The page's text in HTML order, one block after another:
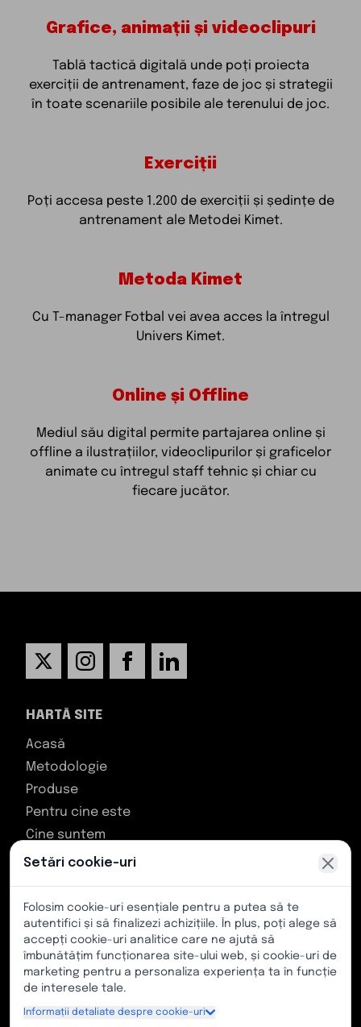
Grafice, animații și videoclipuri
Tablă tactică digitală unde poți proiecta
exerciții de antrenament, faze de joc și strategii
în toate scenariile posibile ale terenului de joc.
Exerciții
Poți accesa peste 1.200 de exerciții și ședințe de
antrenament ale Metodei Kimet.
Metoda Kimet
Cu T-manager Fotbal vei avea acces la întregul
Univers Kimet.
Online și Offline
Mediul său digital permite partajarea online și
offline a ilustrațiilor, videoclipurilor și graficelor
animate cu întregul staff tehnic și chiar cu
fiecare jucător.
HARTĂ SITE
Acasă
Metodologie
Produse
Pentru cine este
Cine suntem
Contact
ASISTENȚĂ CLIENȚI
TikiToki Zentroa, Bulevardul Los Chopos, fără
număr, 48991, Algorta, Biscaya (Țara Bascilor)
Număr de telefon: (+34) 628 219 185
Setări cookie-uri
Folosim cookie-uri esențiale pentru a putea să te
autentifici și să finalizezi achizițiile. În plus, poți alege să
accepți cookie-uri analitice care ne ajută să
îmbunătățim funcționarea site-ului web, și cookie-uri de
marketing pentru a personaliza experiența ta în funcție
de interesele tale.
Informații detaliate despre cookie-uri